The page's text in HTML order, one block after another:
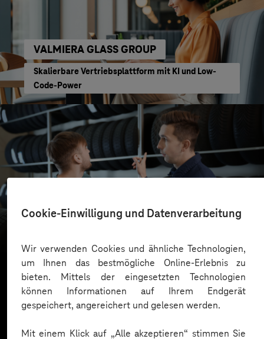
Cookie-Einwilligung und Datenverarbeitung
Wir verwenden Cookies und ähnliche Technologien,
um Ihnen das bestmögliche Online-Erlebnis zu
bieten. Mittels der eingesetzten Technologien
können Informationen auf Ihrem Endgerät
gespeichert, angereichert und gelesen werden.
Mit einem Klick auf „Alle akzeptieren“ stimmen Sie
VALMIERA GLASS GROUP
Skalierbare Vertriebsplattform mit KI und Low-
Code-Power
Business GPT für eine sichere und effiziente KI-
Mehr laden